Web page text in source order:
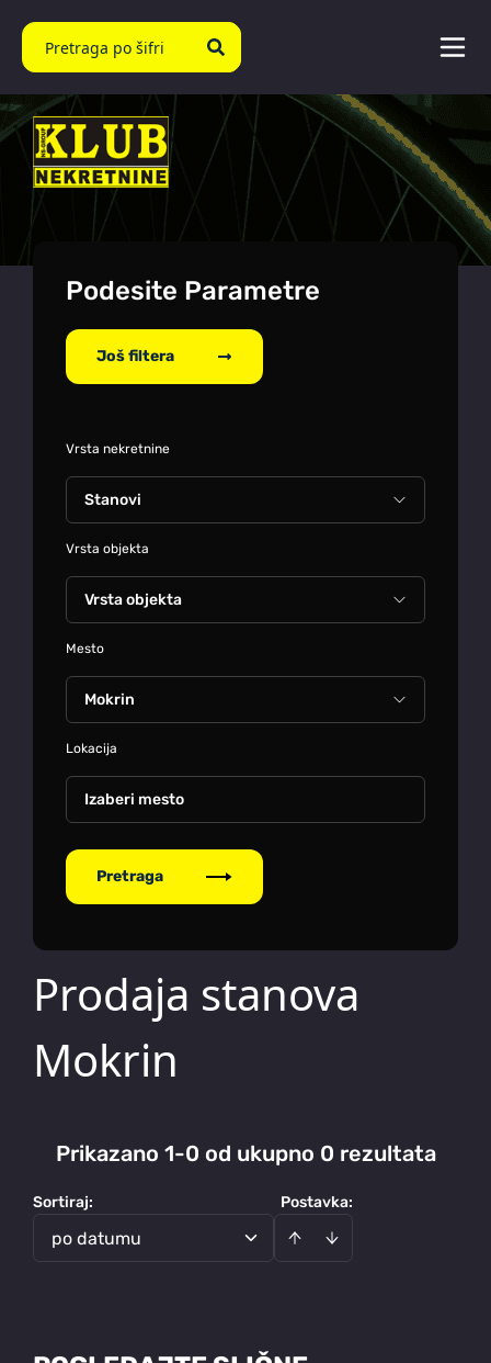
Podesite Parametre
Još filtera
Vrsta nekretnine
Vrsta objekta
Mesto
Lokacija
Izaberi mesto
Pretraga
Prodaja stanova
Mokrin
Prikazano 1-0 od ukupno 0 rezultata
Postavka:
Sortiraj:
po datumu